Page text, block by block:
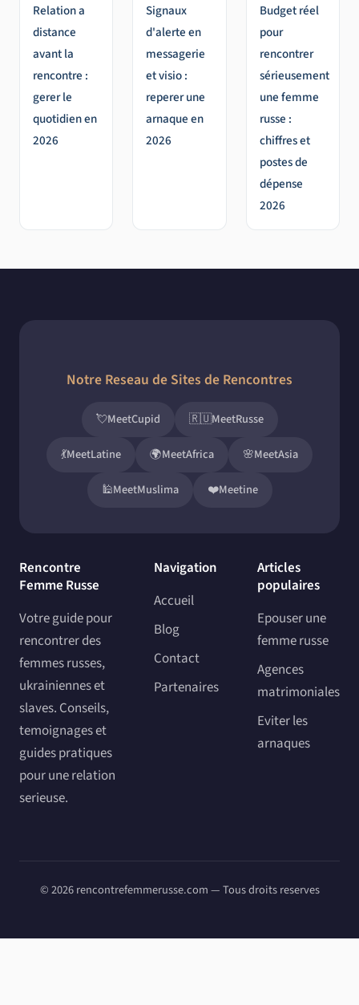
Relation a
distance
avant la
rencontre :
gerer le
quotidien en
2026
Signaux
d'alerte en
messagerie
et visio :
reperer une
arnaque en
2026
Budget réel
pour
rencontrer
sérieusement
une femme
russe :
chiffres et
postes de
dépense
2026
Notre Reseau de Sites de Rencontres
💘MeetCupid 🇷🇺MeetRusse
💃MeetLatine 🌍MeetAfrica 🌸MeetAsia
🕌MeetMuslima ❤️Meetine
Rencontre
Femme Russe
Votre guide pour
rencontrer des
femmes russes,
ukrainiennes et
slaves. Conseils,
temoignages et
guides pratiques
pour une relation
serieuse.
Navigation
Accueil
Blog
Contact
Partenaires
Articles
populaires
Epouser une
femme russe
Agences
matrimoniales
Eviter les
arnaques
© 2026 rencontrefemmerusse.com — Tous droits reserves